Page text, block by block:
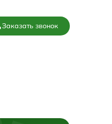
Заказать звонок